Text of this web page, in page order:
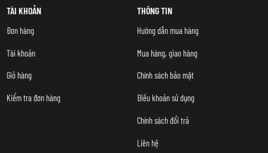
TÀI KHOẢN
Đơn hàng
Tài khoản
Giỏ hàng
Kiểm tra đơn hàng
THÔNG TIN
Hướng dẫn mua hàng
Mua hàng, giao hàng
Chính sách bảo mật
Điều khoản sử dụng
Chính sách đổi trả
Liên hệ